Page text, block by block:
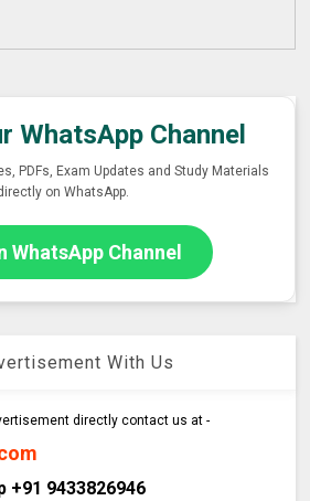
WhatsApp Channel
PDFs, Exam Updates and Study Materials
on WhatsApp.
WhatsApp Channel
With Us
directly contact us at -
+91 9433826946